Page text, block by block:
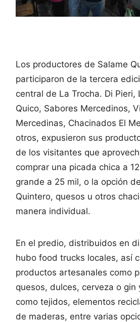
Los productores de Salame
participaron de la tercera
central de La Trocha. Di Pieri,
Quico, Sabores Mercedinos,
Mercedinas, Chacinados El
otros, expusieron sus
de los visitantes que
comprar una picada chica a
grande a 25 mil, o la opción
Quintero, quesos u otros
manera individual.
En el predio, distribuidos en
hubo food trucks locales, así
productos artesanales como
quesos, dulces, cerveza o gin
como tejidos, elementos
de maderas, entre varias